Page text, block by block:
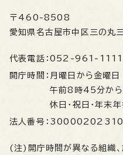
〒460-8508
愛知県名古屋市中区三の丸
代表電話： 052-961-1111
開庁時間： 月曜日から金曜日
午前8時45分か
休日・祝日・年末
法人番号：
(注)開庁時間が異なる組織